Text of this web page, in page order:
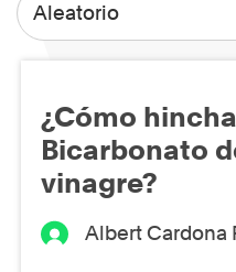
Aleatorio
¿Cómo
Bicarbonato
vinagre?
Albert Cardona